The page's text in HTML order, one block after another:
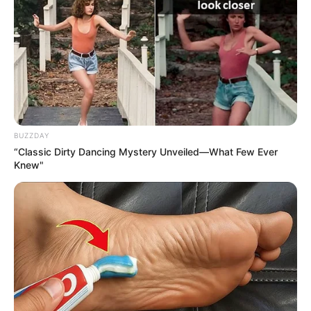
favor, active las notificaciones de Alerta.
ACTIVAR AHORA
TEMAS DESTACADOS
EMERGENCIAS POR LLUVIAS
LIGA BETPLAY
METRO DE MEDELLÍN
CORTES DE LUZ
CORTES DE AGUA
FENÓMENO DEL NIÑO
BUZZDAY
“Classic Dirty Dancing Mystery Unveiled—What Few Ever
Knew"